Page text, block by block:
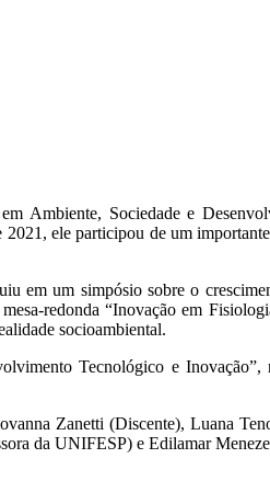
Ambiente, Sociedade e
ele participou de um
em um simpósio sobre o
redonda “Inovação em
socioambiental.
Tecnológico e
Zanetti (Discente), Luana
da UNIFESP) e Edilamar